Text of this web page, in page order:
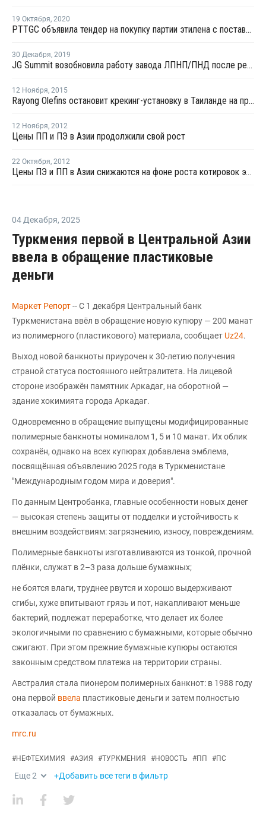
19 Октября, 2020
PTTGC объявила тендер на покупку партии этилена с поставкой во второй половине ноября
30 Декабря, 2019
JG Summit возобновила работу завода ЛПНП/ПНД после ремонта
12 Ноября, 2015
Rayong Olefins остановит крекинг-установку в Таиланде на профилактику
12 Ноября, 2012
Цены ПП и ПЭ в Азии продолжили свой рост
22 Октября, 2012
Цены ПЭ и ПП в Азии снижаются на фоне роста котировок этилена и пропилена
04 Декабря, 2025
Туркмения первой в Центральной Азии
ввела в обращение пластиковые
деньги
Маркет Репорт-- С 1 декабря Центральный банк
Туркменистана ввёл в обращение новую купюру — 200 манат
из полимерного (пластикового) материала, сообщает Uz24.
Выход новой банкноты приурочен к 30-летию получения
страной статуса постоянного нейтралитета. На лицевой
стороне изображён памятник Аркадаг, на оборотной —
здание хокимията города Аркадаг.
Одновременно в обращение выпущены модифицированные
полимерные банкноты номиналом 1, 5 и 10 манат. Их облик
сохранён, однако на всех купюрах добавлена эмблема,
посвящённая объявлению 2025 года в Туркменистане
"Международным годом мира и доверия".
По данным Центробанка, главные особенности новых денег
— высокая степень защиты от подделки и устойчивость к
внешним воздействиям: загрязнению, износу, повреждениям.
Полимерные банкноты изготавливаются из тонкой, прочной
плёнки, служат в 2–3 раза дольше бумажных;
не боятся влаги, труднее рвутся и хорошо выдерживают
сгибы, хуже впитывают грязь и пот, накапливают меньше
бактерий, подлежат переработке, что делает их более
экологичными по сравнению с бумажными, которые обычно
сжигают. При этом прежние бумажные купюры остаются
законным средством платежа на территории страны.
Австралия стала пионером полимерных банкнот: в 1988 году
она первой ввела пластиковые деньги и затем полностью
отказалась от бумажных.
mrc.ru
#НЕФТЕХИМИЯ #АЗИЯ #ТУРКМЕНИЯ #НОВОСТЬ #ПП #ПС
Еще2 +Добавить все теги в фильтр